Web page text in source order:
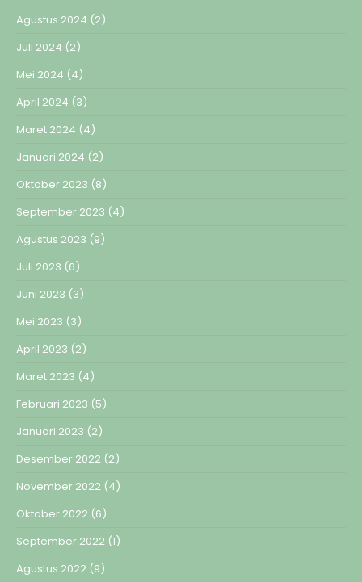
Agustus 2024 (2)
Juli 2024 (2)
Mei 2024 (4)
April 2024 (3)
Maret 2024 (4)
Januari 2024 (2)
Oktober 2023 (8)
September 2023 (4)
Agustus 2023 (9)
Juli 2023 (6)
Juni 2023 (3)
Mei 2023 (3)
April 2023 (2)
Maret 2023 (4)
Februari 2023 (5)
Januari 2023 (2)
Desember 2022 (2)
November 2022 (4)
Oktober 2022 (6)
September 2022 (1)
Agustus 2022 (9)